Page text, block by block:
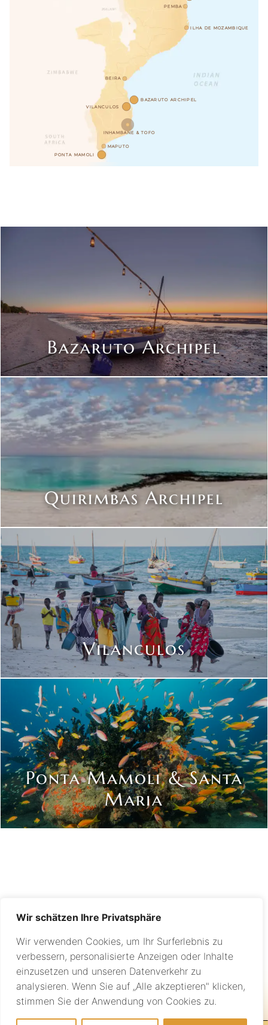
Wir schätzen Ihre Privatsphäre
Wir verwenden Cookies, um Ihr Surferlebnis zu
verbessern, personalisierte Anzeigen oder Inhalte
einzusetzen und unseren Datenverkehr zu
analysieren. Wenn Sie auf „Alle akzeptieren" klicken,
stimmen Sie der Anwendung von Cookies zu.
PEMBA
MAPUTO
ILHA DE MOZAMBIQUE
BEIRA
BAZARUTO ARCHIPEL
VILANCULOS
PONTA MAMOLI
INHAMBANE & TOFO
Bazaruto Archipel
Quirimbas Archipel
Vilanculos
Ponta Mamoli & Santa
Maria
Individuelle Beratung